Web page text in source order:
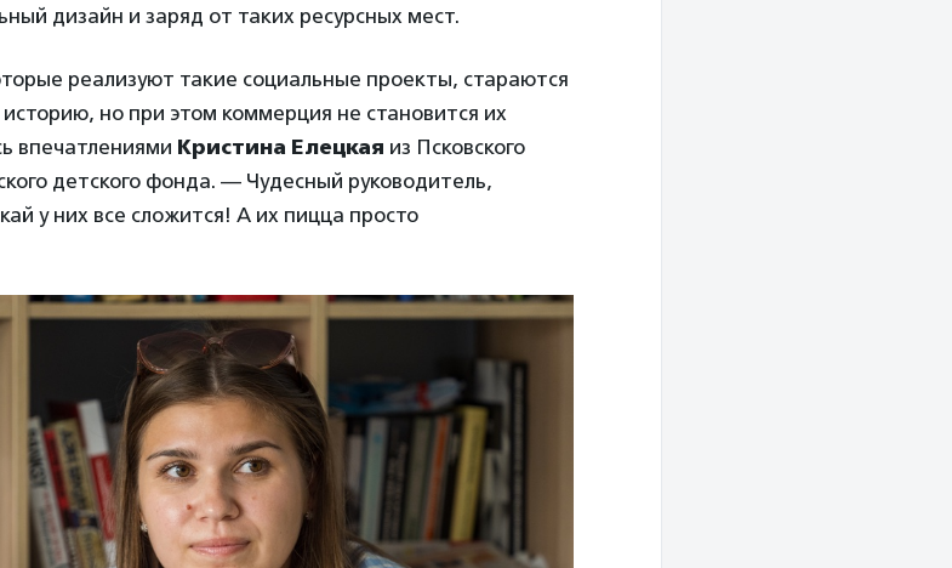
дизайн и заряд от таких ресурсных мест.
реализуют такие социальные проекты, стараются
но при этом коммерция не становится их
впечатлениями Кристина Елецкая из Псковского
детского фонда. — Чудесный руководитель,
у них все сложится! А их пицца просто